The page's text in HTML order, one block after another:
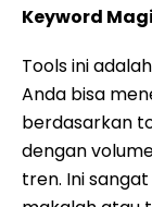
Keyword
Tools ini
Anda bisa
berdasarkan
dengan
tren. Ini